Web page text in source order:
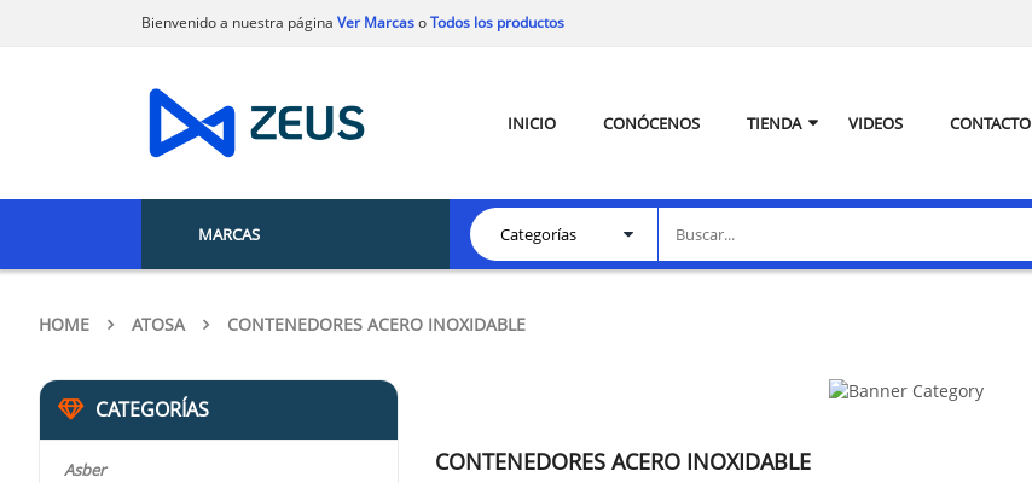
Bienvenido a nuestra página Ver MarcasoTodos los productos
INICIO CONÓCENOS TIENDA VIDEOS CONTACTO
MARCAS
HOME ATOSA CONTENEDORES ACERO INOXIDABLE
CATEGORÍAS
Asber CONTENEDORES ACERO INOXIDABLE